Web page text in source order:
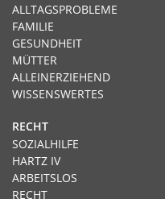
ALLTAGSPROBLEME
FAMILIE
GESUNDHEIT
MÜTTER
ALLEINERZIEHEND
WISSENSWERTES
RECHT
SOZIALHILFE
HARTZ IV
ARBEITSLOS
RECHT